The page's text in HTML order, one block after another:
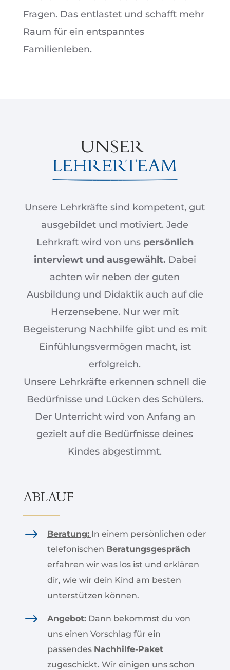
Fragen. Das entlastet und schafft mehr
Raum für ein entspanntes
Familienleben.
UNSER
LEHRERTEAM
Unsere Lehrkräfte sind kompetent, gut
ausgebildet und motiviert. Jede
Lehrkraft wird von uns persönlich
interviewt und ausgewählt. Dabei
achten wir neben der guten
Ausbildung und Didaktik auch auf die
Herzensebene. Nur wer mit
Begeisterung Nachhilfe gibt und es mit
Einfühlungsvermögen macht, ist
erfolgreich.
Unsere Lehrkräfte erkennen schnell die
Bedürfnisse und Lücken des Schülers.
Der Unterricht wird von Anfang an
gezielt auf die Bedürfnisse deines
Kindes abgestimmt.
ABLAUF
$ Beratung: In einem persönlichen oder
telefonischen Beratungsgespräch
erfahren wir was los ist und erklären
dir, wie wir dein Kind am besten
unterstützen können.
$ Angebot: Dann bekommst du von
uns einen Vorschlag für ein
passendes Nachhilfe-Paket
zugeschickt. Wir einigen uns schon